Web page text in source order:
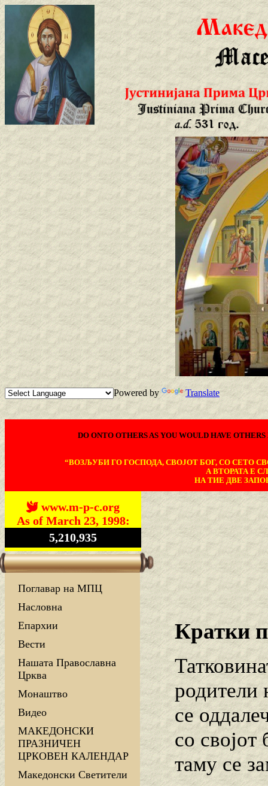
Powered by Translate
DO ONTO OTHERS AS YOU WOULD HAVE
“ВОЗЉУБИ ГО ГОСПОДА, СВОЈОТ БОГ, СО СЕТО
А ВТОРАТА Е
НА ТИЕ ДВЕ
www.m-p-c.org
As of March 23, 1998:
5,210,935
Поглавар на МПЦ
Насловна
Епархии
Вести
Нашата Православна
Црква
Монаштво
Видео
МАКЕДОНСКИ
ПРАЗНИЧЕН
ЦРКОВЕН КАЛЕНДАР
Македонски Светители
Кратки
родители
се
со својот
таму се